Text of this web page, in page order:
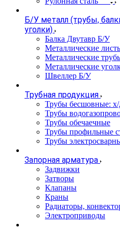
Б/У металл (трубы,
уголки)
Балка Двутавр Б/У
Металлические
Металлические
Металлические
Швеллер Б/У
Трубная продукция
Трубы бесшовные: х/
Трубы
Трубы обечаечные
Трубы профильные
Трубы
Запорная арматура
Задвижки
Затворы
Клапаны
Краны
Радиаторы,
Электроприводы